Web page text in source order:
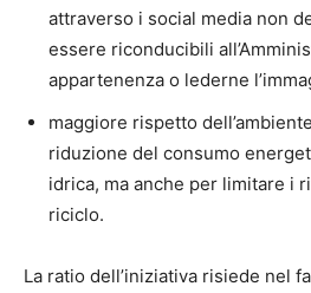
attraverso i social media non
essere riconducibili
appartenenza o lederne
maggiore rispetto
riduzione del consumo
idrica, ma anche per limitare i
riciclo.
La ratio dell’iniziativa risiede nel